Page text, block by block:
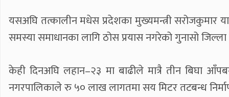
यसअघि तत्कालीन मधेस प्रदेशका मुख्यमन्त्री सरोजकुमार
समस्या समाधानका लागि ठोस प्रयास नगरेको गुनासो
केही दिनअघि लहान–२३ मा बाढीले मात्रै तीन
नगरपालिकाले रु ५० लाख लागतमा सय मिटर तटबन्ध